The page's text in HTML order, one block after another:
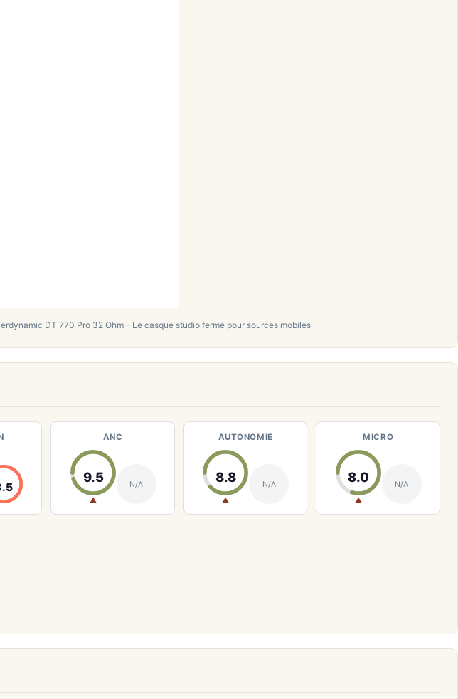
DT 770 Pro 32 Ohm – Le casque studio fermé pour sources mobiles
ANC
9.5
▲
N/A
AUTONOMIE
8.8
▲
N/A
MICRO
8.0
▲
N/A